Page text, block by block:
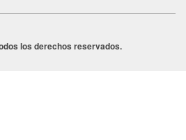
los derechos reservados.